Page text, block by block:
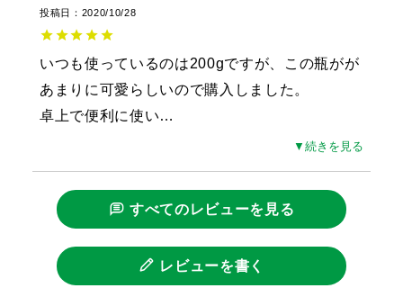
投稿日 2020/10/28
いつも使っているのは200gですが、この瓶がが
あまりに可愛らしいので購入しました。
卓上で便利に使い
▼続きを見る
すべてのレビューを見る
レビューを書く